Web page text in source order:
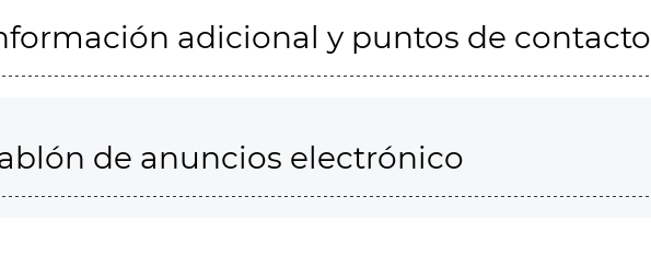
adicional y puntos de contacto
de anuncios electrónico